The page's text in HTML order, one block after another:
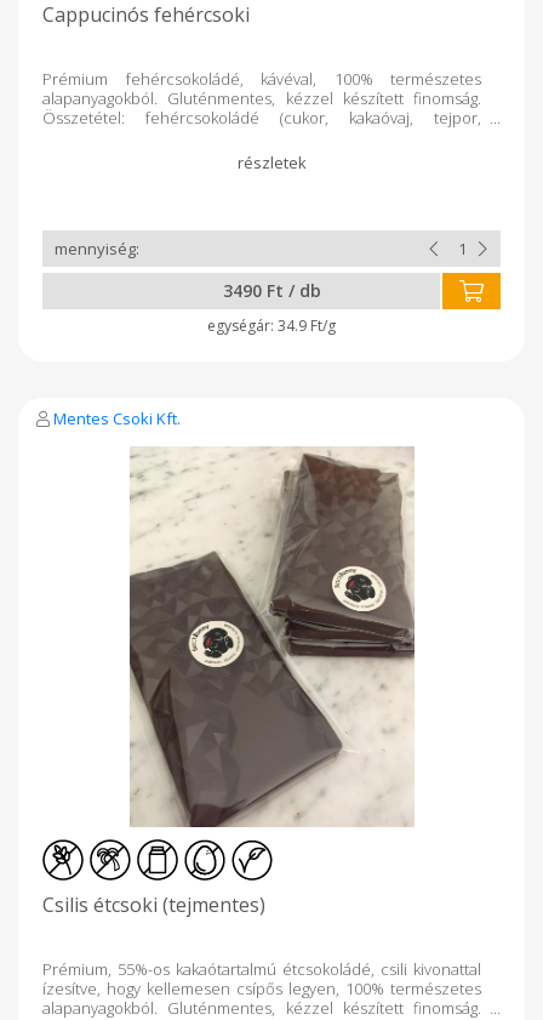
Cappucinós fehércsoki
Prémium fehércsokoládé, kávéval, 100% természetes
alapanyagokból. Gluténmentes, kézzel készített finomság.
Összetétel: fehércsokoládé (cukor, kakaóvaj, tejpor,
3490 Ft / db
34.9 Ft/g
Mentes Csoki Kft.
Csilis étcsoki (tejmentes)
Prémium, 55%-os kakaótartalmú étcsokoládé, csili kivonattal
ízesítve, hogy kellemesen csípős legyen, 100% természetes
alapanyagokból. Gluténmentes, kézzel készített finomság.